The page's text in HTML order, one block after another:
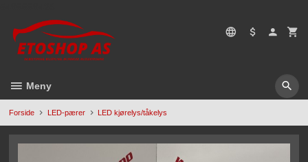
til
innholdet
Meny
Forside LED-pærer LED kjørelys/tåkelys